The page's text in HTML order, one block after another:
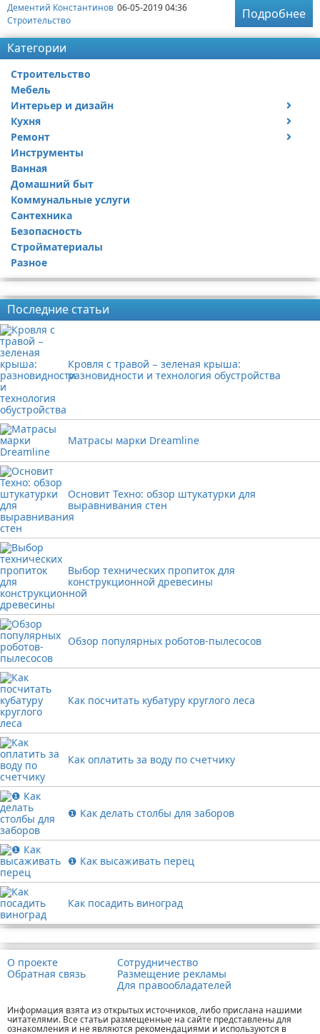
Дементий Константинов 06-05-2019 04:36
Строительство
Подробнее
Категории
Строительство
Мебель
Интерьер и дизайн
Дизайн дачи
Дизайн квартиры
Кухня
Посуда
Ремонт
Ремонт дачи
Ремонт квартиры
Инструменты
Ванная
Домашний быт
Коммунальные услуги
Сантехника
Безопасность
Стройматериалы
Разное
Последние статьи
Кровля с травой − зеленая крыша:
разновидности и технология обустройства
Матрасы марки Dreamline
Основит Техно: обзор штукатурки для
выравнивания стен
Выбор технических пропиток для
конструкционной древесины
Обзор популярных роботов-пылесосов
Как посчитать кубатуру круглого леса
Как оплатить за воду по счетчику
❶ Как делать столбы для заборов
❶ Как высаживать перец
Как посадить виноград
О проекте
Обратная связь
Сотрудничество
Размещение рекламы
Для правообладателей
Информация взята из открытых источников, либо прислана нашими
читателями. Все статьи размещенные на сайте представлены для
ознакомления и не являются рекомендациями и используются в